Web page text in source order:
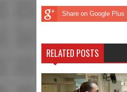
Share on Google Plus
RELATED POSTS